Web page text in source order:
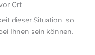
Ort
dieser Situation, so
Ihnen sein können.